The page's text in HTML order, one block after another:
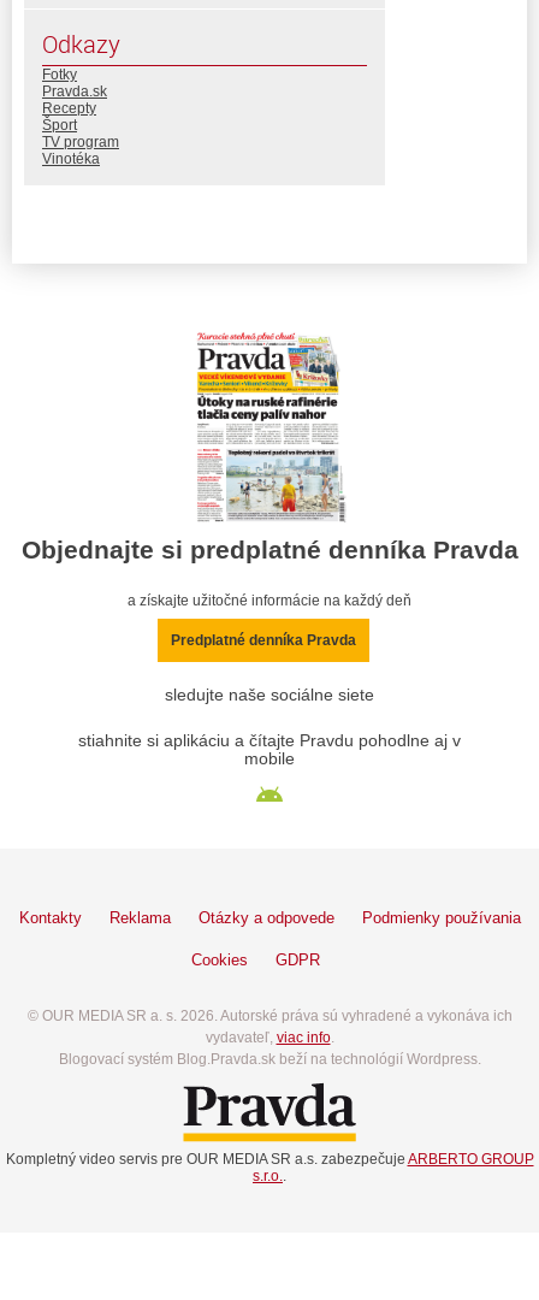
Odkazy
Fotky
Pravda.sk
Recepty
Šport
TV program
Vinotéka
Objednajte si predplatné denníka Pravda
a získajte užitočné informácie na každý deň
Predplatné denníka Pravda
sledujte naše sociálne siete
stiahnite si aplikáciu a čítajte Pravdu pohodlne aj v
mobile
Kontakty Reklama Otázky a odpovede Podmienky používania
Cookies GDPR
© OUR MEDIA SR a. s. 2026. Autorské práva sú vyhradené a vykonáva ich
vydavateľ, viac info.
Blogovací systém Blog.Pravda.sk beží na technológií Wordpress.
Kompletný video servis pre OUR MEDIA SR a.s. zabezpečuje ARBERTO GROUP
s.r.o..